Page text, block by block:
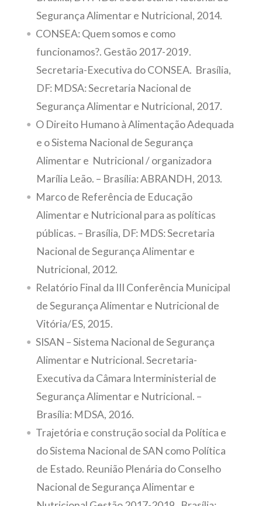
Segurança Alimentar e Nutricional, 2014.
CONSEA: Quem somos e como
funcionamos?. Gestão 2017-2019.
Secretaria-Executiva do CONSEA. Brasília,
DF: MDSA: Secretaria Nacional de
Segurança Alimentar e Nutricional, 2017.
O Direito Humano à Alimentação Adequada
e o Sistema Nacional de Segurança
Alimentar e Nutricional / organizadora
Marília Leão. – Brasília: ABRANDH, 2013.
Marco de Referência de Educação
Alimentar e Nutricional para as políticas
públicas. – Brasília, DF: MDS: Secretaria
Nacional de Segurança Alimentar e
Nutricional, 2012.
Relatório Final da III Conferência Municipal
de Segurança Alimentar e Nutricional de
Vitória/ES, 2015.
SISAN – Sistema Nacional de Segurança
Alimentar e Nutricional. Secretaria-
Executiva da Câmara Interministerial de
Segurança Alimentar e Nutricional. –
Brasília: MDSA, 2016.
Trajetória e construção social da Política e
do Sistema Nacional de SAN como Política
de Estado. Reunião Plenária do Conselho
Nacional de Segurança Alimentar e